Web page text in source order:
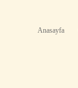
Anasayfa